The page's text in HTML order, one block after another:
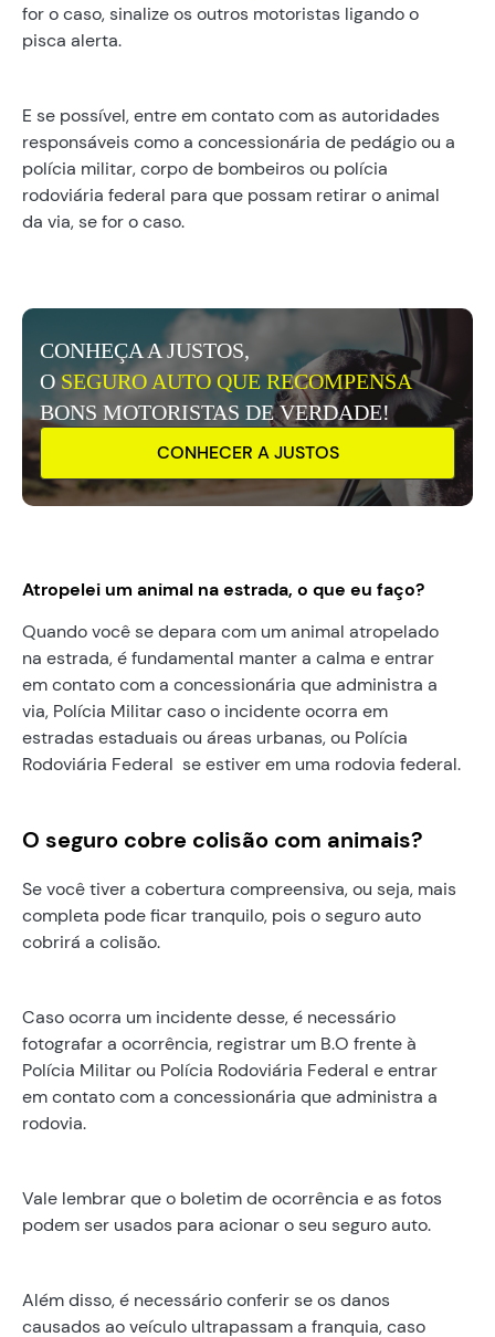
for o caso, sinalize os outros motoristas ligando o
pisca alerta.
E se possível, entre em contato com as autoridades
responsáveis como a concessionária de pedágio ou a
polícia militar, corpo de bombeiros ou polícia
rodoviária federal para que possam retirar o animal
da via, se for o caso.
CONHEÇA A JUSTOS,
OSEGURO AUTO QUE RECOMPENSA
BONS MOTORISTAS DE VERDADE!
CONHECER A JUSTOS
Atropelei um animal na estrada, o que eu faço?
Quando você se depara com um animal atropelado
na estrada, é fundamental manter a calma e entrar
em contato com a concessionária que administra a
via, Polícia Militar caso o incidente ocorra em
estradas estaduais ou áreas urbanas, ou Polícia
Rodoviária Federal se estiver em uma rodovia federal.
O seguro cobre colisão com animais?
Se você tiver a cobertura compreensiva, ou seja, mais
completa pode ficar tranquilo, pois o seguro auto
cobrirá a colisão.
Caso ocorra um incidente desse, é necessário
fotografar a ocorrência, registrar um B.O frente à
Polícia Militar ou Polícia Rodoviária Federal e entrar
em contato com a concessionária que administra a
rodovia.
Vale lembrar que o boletim de ocorrência e as fotos
podem ser usados para acionar o seu seguro auto.
Além disso, é necessário conferir se os danos
causados ao veículo ultrapassam a franquia, caso